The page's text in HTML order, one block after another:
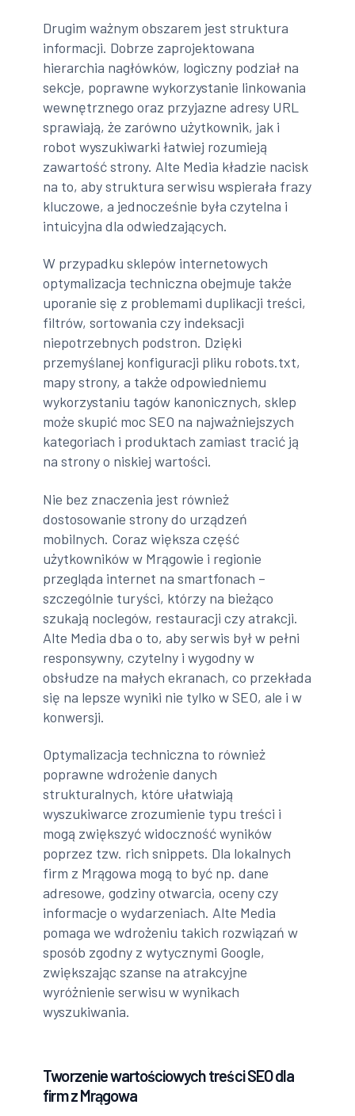
Drugim ważnym obszarem jest struktura
informacji. Dobrze zaprojektowana
hierarchia nagłówków, logiczny podział na
sekcje, poprawne wykorzystanie linkowania
wewnętrznego oraz przyjazne adresy URL
sprawiają, że zarówno użytkownik, jak i
robot wyszukiwarki łatwiej rozumieją
zawartość strony. Alte Media kładzie nacisk
na to, aby struktura serwisu wspierała frazy
kluczowe, a jednocześnie była czytelna i
intuicyjna dla odwiedzających.
W przypadku sklepów internetowych
optymalizacja techniczna obejmuje także
uporanie się z problemami duplikacji treści,
filtrów, sortowania czy indeksacji
niepotrzebnych podstron. Dzięki
przemyślanej konfiguracji pliku robots.txt,
mapy strony, a także odpowiedniemu
wykorzystaniu tagów kanonicznych, sklep
może skupić moc SEO na najważniejszych
kategoriach i produktach zamiast tracić ją
na strony o niskiej wartości.
Nie bez znaczenia jest również
dostosowanie strony do urządzeń
mobilnych. Coraz większa część
użytkowników w Mrągowie i regionie
przegląda internet na smartfonach –
szczególnie turyści, którzy na bieżąco
szukają noclegów, restauracji czy atrakcji.
Alte Media dba o to, aby serwis był w pełni
responsywny, czytelny i wygodny w
obsłudze na małych ekranach, co przekłada
się na lepsze wyniki nie tylko w SEO, ale i w
konwersji.
Optymalizacja techniczna to również
poprawne wdrożenie danych
strukturalnych, które ułatwiają
wyszukiwarce zrozumienie typu treści i
mogą zwiększyć widoczność wyników
poprzez tzw. rich snippets. Dla lokalnych
firm z Mrągowa mogą to być np. dane
adresowe, godziny otwarcia, oceny czy
informacje o wydarzeniach. Alte Media
pomaga we wdrożeniu takich rozwiązań w
sposób zgodny z wytycznymi Google,
zwiększając szanse na atrakcyjne
wyróżnienie serwisu w wynikach
wyszukiwania.
Tworzenie wartościowych treści SEO dla
firm z Mrągowa